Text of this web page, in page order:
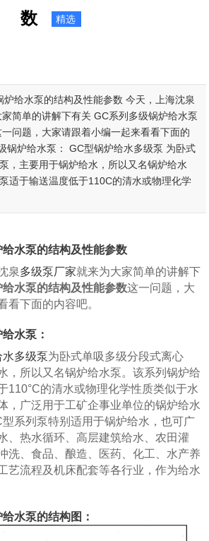
数
精选
炉给水泵的结构及性能参数 今天，上海沈泉
简单的讲解下有关 GC系列多级锅炉给水泵
问题，大家请跟着小编一起来看看下面的
锅炉给水泵： GC型锅炉给水多级泵 为卧式
，主要用于锅炉给水，所以又名锅炉给水
适于输送温度低于110C的清水或物理化学
水泵的结构及性能参数
泉多级泵厂家就来为大家简单的讲解下
水泵的结构及性能参数这一问题，大
看下面的内容吧。
水泵：
多级泵为卧式单吸多级分段式离心
，所以又名锅炉给水泵。该系列锅炉给
110°C的清水或物理化学性质类似于水
，广泛用于工矿企事业单位的锅炉给水
系列泵特别适用于锅炉给水，也可广
、热水循环、高层建筑给水、农田灌
洗、食品、酿造、医药、化工、水产养
艺流程及机床配套等各行业，作为给水
水泵的结构图：